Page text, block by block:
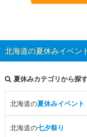
北海道の夏休みイベン
夏休みカテゴリから探
北海道の夏休みイベント
北海道の七夕祭り